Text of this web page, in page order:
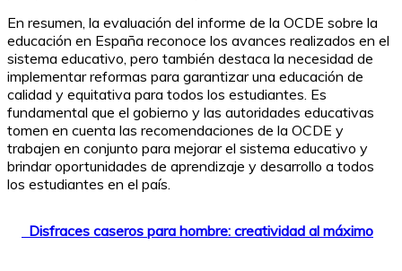
En resumen, la evaluación del informe de la OCDE sobre la
educación en España reconoce los avances realizados en el
sistema educativo, pero también destaca la necesidad de
implementar reformas para garantizar una educación de
calidad y equitativa para todos los estudiantes. Es
fundamental que el gobierno y las autoridades educativas
tomen en cuenta las recomendaciones de la OCDE y
trabajen en conjunto para mejorar el sistema educativo y
brindar oportunidades de aprendizaje y desarrollo a todos
los estudiantes en el país.
Disfraces caseros para hombre: creatividad al máximo